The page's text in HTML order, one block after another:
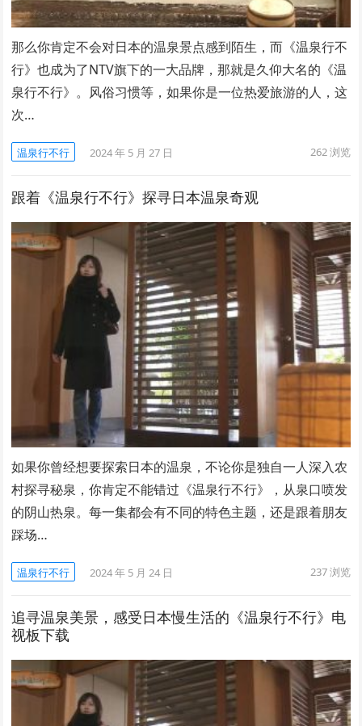
那么你肯定不会对日本的温泉景点感到陌生，而《温泉行不
行》也成为了NTV旗下的一大品牌，那就是久仰大名的《温
泉行不行》。风俗习惯等，如果你是一位热爱旅游的人，这
次…
温泉行不行 2024 年 5 月 27 日 262浏览
跟着《温泉行不行》探寻日本温泉奇观
如果你曾经想要探索日本的温泉，不论你是独自一人深入农
村探寻秘泉，你肯定不能错过《温泉行不行》，从泉口喷发
的阴山热泉。每一集都会有不同的特色主题，还是跟着朋友
踩场…
温泉行不行 2024 年 5 月 24 日 237浏览
追寻温泉美景，感受日本慢生活的《温泉行不行》电
视板下载